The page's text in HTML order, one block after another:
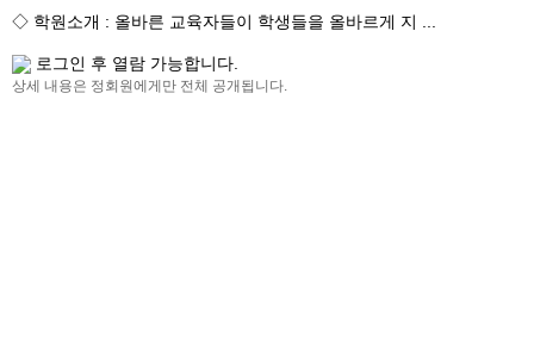
◇ 학원소개 : 올바른 교육자들이 학생들을 올바르게 지 ...
로그인 후 열람 가능합니다.
상세 내용은 정회원에게만 전체 공개됩니다.